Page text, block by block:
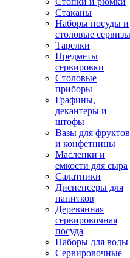
Стаканы
Наборы посуды и
столовые сервизы
Тарелки
Предметы
сервировки
Столовые
приборы
Графины,
декантеры и
штофы
Вазы для фруктов
и конфетницы
Масленки и
емкости для сыра
Салатники
Диспенсеры для
напитков
Деревянная
сервировочная
посуда
Наборы для воды
Сервировочные